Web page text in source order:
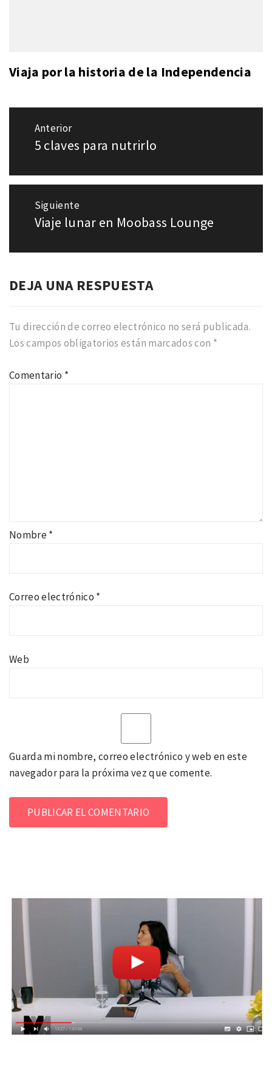
Viaja por la historia de la Independencia
Navegación
Anterior
Entrada
5 claves para nutrirlo
Siguiente
Entrada
Viaje lunar en Moobass Lounge
DEJA UNA RESPUESTA
Tu dirección de correo electrónico no será publicada.
Los campos obligatorios están marcados con *
Comentario *
Nombre*
Correo electrónico *
Web
Guarda mi nombre, correo electrónico y web en este
navegador para la próxima vez que comente.